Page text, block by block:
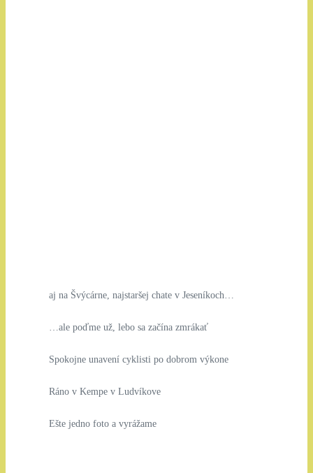
aj na Švýcárne, najstaršej chate v Jeseníkoch…
…ale poďme už, lebo sa začína zmrákať
Spokojne unavení cyklisti po dobrom výkone
Ráno v Kempe v Ludvíkove
Ešte jedno foto a vyrážame